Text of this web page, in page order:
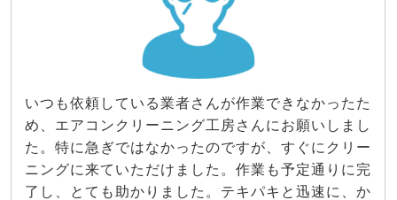
いつも依頼している業者さんが作業できなかったた
め、エアコンクリーニング工房さんにお願いしまし
た。特に急ぎではなかったのですが、すぐにクリー
ニングに来ていただけました。作業も予定通りに完
了し、とても助かりました。テキパキと迅速に、か